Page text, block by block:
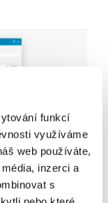
funkcí
využíváme
web používáte,
inzerci a
s
e-mailů.